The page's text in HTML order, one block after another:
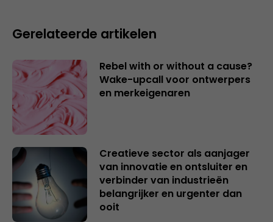
Gerelateerde artikelen
Rebel with or without a cause?
Wake-upcall voor ontwerpers
en merkeigenaren
Creatieve sector als aanjager
van innovatie en ontsluiter en
verbinder van industrieën
belangrijker en urgenter dan
ooit